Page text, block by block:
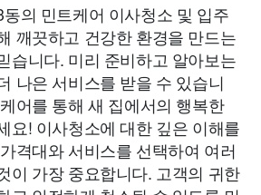
의 민트케어 이사청소 및 입주
깨끗하고 건강한 환경을 만드는
습니다. 미리 준비하고 알아보는
나은 서비스를 받을 수 있습니
어를 통해 새 집에서의 행복한
요! 이사청소에 대한 깊은 이해를
격대와 서비스를 선택하여 여러
이 가장 중요합니다. 고객의 귀한